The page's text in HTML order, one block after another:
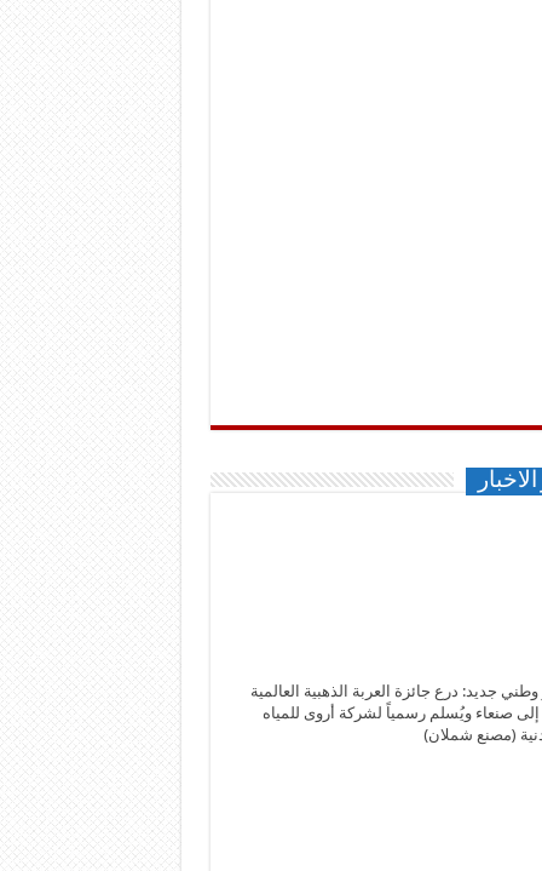
وطني جديد: درع جائزة العربة الذهبية العالمية
صنعاء ويُسلم رسمياً لشركة أروى للمياه
(مصنع شملان)